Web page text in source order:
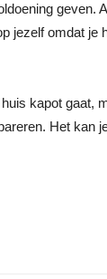
geven.
jezelf omdat je
kapot gaat,
Het kan